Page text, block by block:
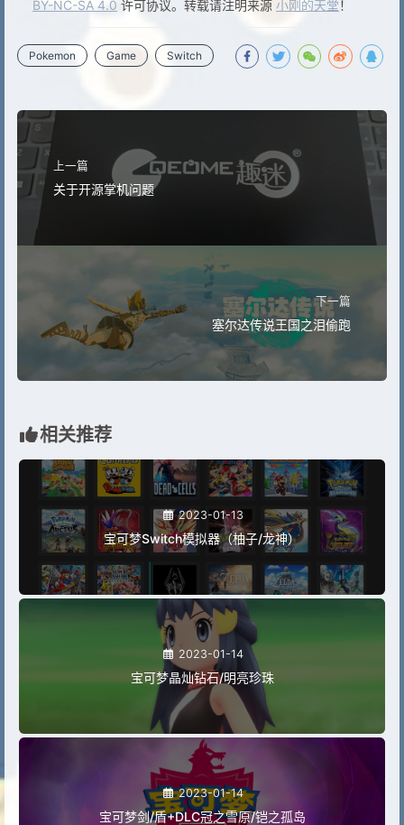
BY-NC-SA 4.0 许可协议。转载请注明来源 小刚的天堂！
Pokemon Game Switch
上一篇
关于开源掌机问题
下一篇
塞尔达传说王国之泪偷跑
相关推荐
2023-01-13
宝可梦Switch模拟器（柚子/龙神）
2023-01-14
宝可梦晶灿钻石/明亮珍珠
2023-01-14
宝可梦剑/盾+DLC冠之雪原/铠之孤岛